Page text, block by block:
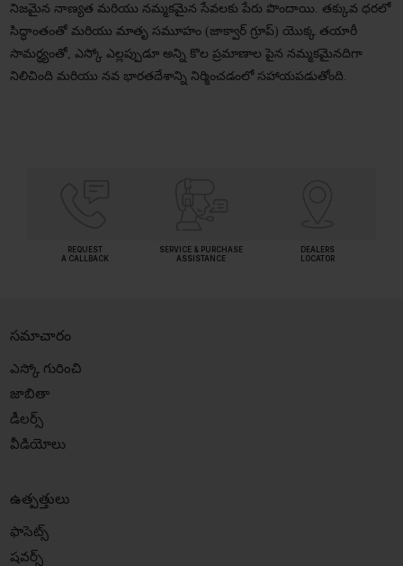
నిజమైన నాణ్యత మరియు నమ్మకమైన సేవలకు పేరు పొందాయి. తక్కువ ధరలో
సిద్ధాంతంతో మరియు మాతృ సమూహం (జాక్వార్ గ్రూప్) యొక్క తయారీ
సామర్థ్యంతో, ఎస్కో ఎల్లప్పుడూ అన్ని కొల ప్రమాణాల పైన నమ్మకమైనదిగా
నిలిచింది మరియు నవ భారతదేశాన్ని నిర్మించడంలో సహాయపడుతోంది.
REQUEST
A CALLBACK
SERVICE & PURCHASE
ASSISTANCE
DEALERS
LOCATOR
సమాచారం
ఎస్కో గురించి
జాబితా
డీలర్స్
వీడియోలు
ఉత్పత్తులు
ఫాసెట్స్
షవర్స్